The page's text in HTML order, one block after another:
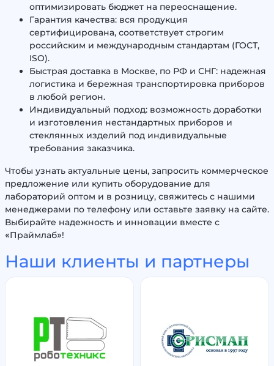
оптимизировать бюджет на переоснащение.
Гарантия качества: вся продукция
сертифицирована, соответствует строгим
российским и международным стандартам (ГОСТ,
ISO).
Быстрая доставка в Москве, по РФ и СНГ: надежная
логистика и бережная транспортировка приборов
в любой регион.
Индивидуальный подход: возможность доработки
и изготовления нестандартных приборов и
стеклянных изделий под индивидуальные
требования заказчика.
Чтобы узнать актуальные цены, запросить коммерческое
предложение или купить оборудование для
лабораторий оптом и в розницу, свяжитесь с нашими
менеджерами по телефону или оставьте заявку на сайте.
Выбирайте надежность и инновации вместе с
«Праймлаб»!
Наши клиенты и партнеры